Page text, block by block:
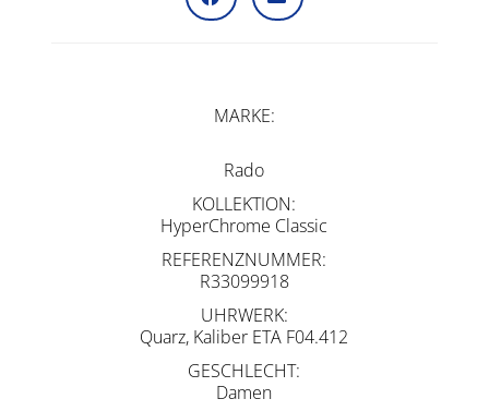
MARKE
Rado
KOLLEKTION
HyperChrome Classic
REFERENZNUMMER
R33099918
UHRWERK
Quarz, Kaliber ETA F04.412
GESCHLECHT
Damen